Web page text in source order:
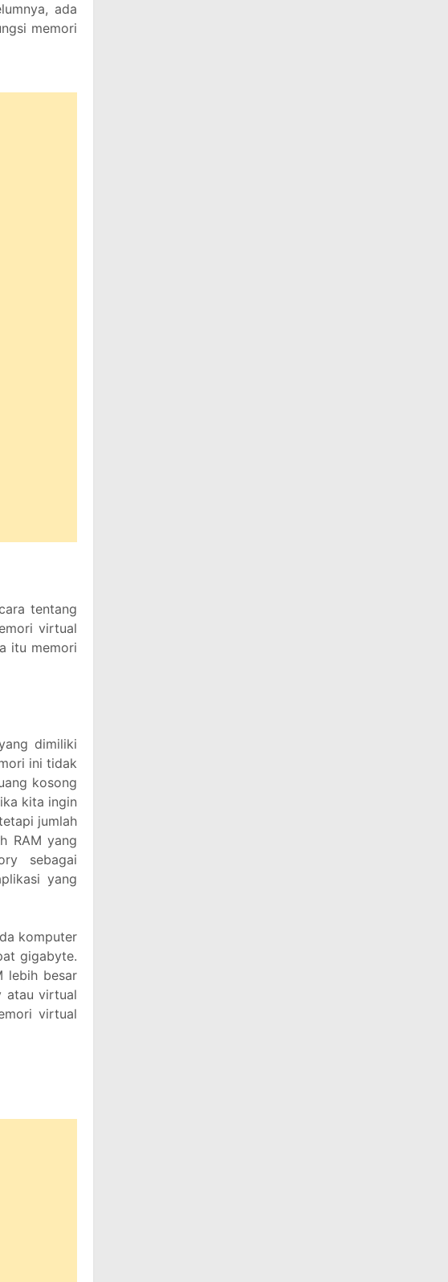
ada
memori
tentang
virtual
itu memori
dimiliki
ini tidak
kosong
kita ingin
jumlah
RAM yang
sebagai
yang
komputer
gigabyte.
lebih besar
atau virtual
virtual